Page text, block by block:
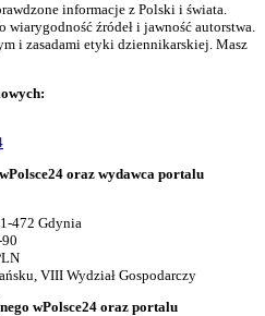
informacje z Polski i świata.
źródeł i jawność autorstwa.
i zasadami etyki dziennikarskiej. Masz
oraz wydawca portalu
472 Gdynia
VIII Wydział Gospodarczy
wPolsce24 oraz portalu